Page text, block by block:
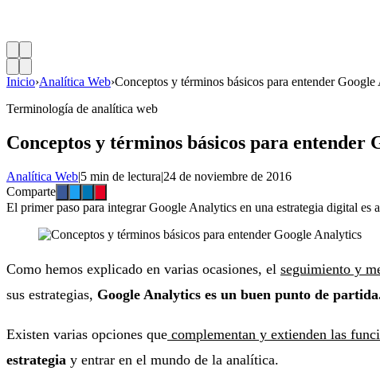
Inicio›Analítica Web›Conceptos y términos básicos para entender
Terminología de analítica web
Conceptos y términos básicos para entender
Analítica Web|5 min de lectura|24 de noviembre de 2016
Comparte
El primer paso para integrar Google Analytics en una estrategia digital es
Como hemos explicado en varias ocasiones, el seguimiento y
sus estrategias, Google Analytics es un buen punto de
Existen varias opciones que complementan y extienden las
estrategia y entrar en el mundo de la analítica.